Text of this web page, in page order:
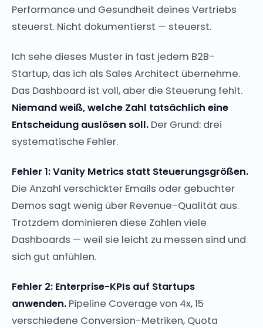
Performance und Gesundheit deines Vertriebs
steuerst. Nicht dokumentierst — steuerst.
Ich sehe dieses Muster in fast jedem B2B-
Startup, das ich als Sales Architect übernehme.
Das Dashboard ist voll, aber die Steuerung fehlt.
Niemand weiß, welche Zahl tatsächlich eine
Entscheidung auslösen soll. Der Grund: drei
systematische Fehler.
Fehler 1: Vanity Metrics statt Steuerungsgrößen.
Die Anzahl verschickter Emails oder gebuchter
Demos sagt wenig über Revenue-Qualität aus.
Trotzdem dominieren diese Zahlen viele
Dashboards — weil sie leicht zu messen sind und
sich gut anfühlen.
Fehler 2: Enterprise-KPIs auf Startups
anwenden. Pipeline Coverage von 4x, 15
verschiedene Conversion-Metriken, Quota